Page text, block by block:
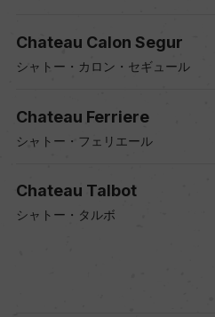
Chateau Calon Segur
シャトー・カロン・セギュール
Chateau Ferriere
シャトー・フェリエール
Chateau Talbot
シャトー・タルボ